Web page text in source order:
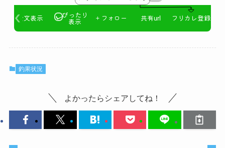
釣果状況
よかったらシェアしてね！